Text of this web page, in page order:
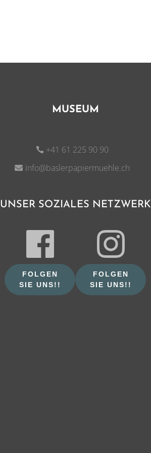
MUSEUM
+41 61 225 90 90
info@baslerpapiermuehle.ch
UNSER SOZIALES NETZWERK
FOLGEN
SIE UNS!!
FOLGEN
SIE UNS!!